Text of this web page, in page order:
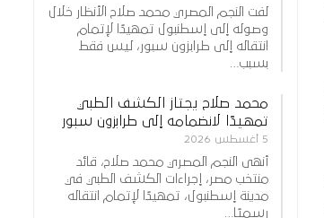
لفت النجم المصري محمد صلاح الأنظار خلال
وصوله إلى إسطنبول تمهيدًا لإتمام
انتقاله إلى طرابزون سبور، ليس فقط
بسبب…
محمد صلاح يجتاز الكشف الطبي
تمهيدًا لانضمامه إلى طرابزون سبور
5 أغسطس 2026
أنهى النجم المصري محمد صلاح، قائد
منتخب مصر، إجراءات الكشف الطبي في
مدينة إسطنبول، تمهيدًا لإتمام انتقاله
رسميًا…